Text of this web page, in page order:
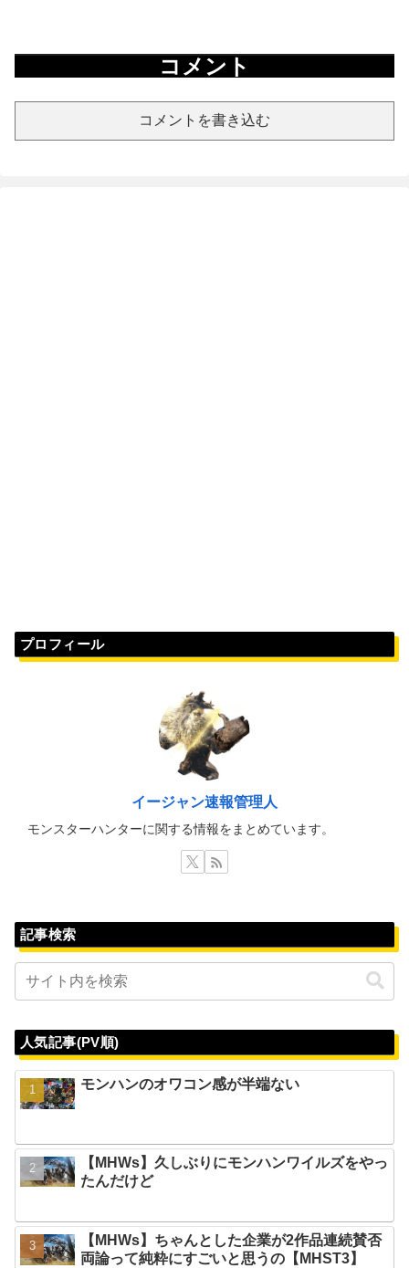
コメント
コメントを書き込む
プロフィール
イージャン速報管理人
モンスターハンターに関する情報をまとめています。
記事検索
人気記事(PV順)
モンハンのオワコン感が半端ない
【MHWs】久しぶりにモンハンワイルズをやっ
たんだけど
【MHWs】ちゃんとした企業が2作品連続賛否
両論って純粋にすごいと思うの【MHST3】